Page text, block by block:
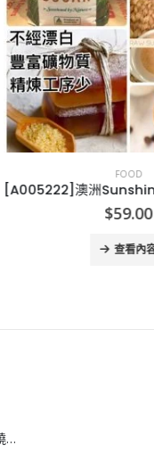
[A005222]澳洲Sunshine Sugar 原糖 3KG 珍寶裝
$
[H608083]安興 6 頭紅燒鮑魚